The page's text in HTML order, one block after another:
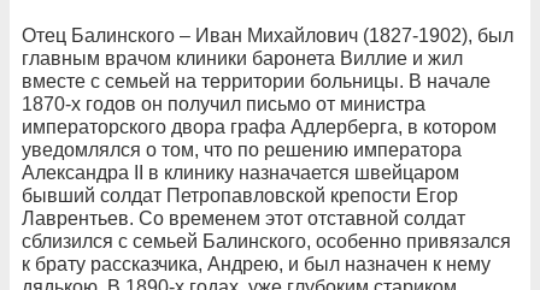
Отец Балинского – Иван Михайлович (1827-1902), был
главным врачом клиники баронета Виллие и жил
вместе с семьей на территории больницы. В начале
1870-х годов он получил письмо от министра
императорского двора графа Адлерберга, в котором
уведомлялся о том, что по решению императора
Александра II в клинику назначается швейцаром
бывший солдат Петропавловской крепости Егор
Лаврентьев. Со временем этот отставной солдат
сблизился с семьей Балинского, особенно привязался
к брату рассказчика, Андрею, и был назначен к нему